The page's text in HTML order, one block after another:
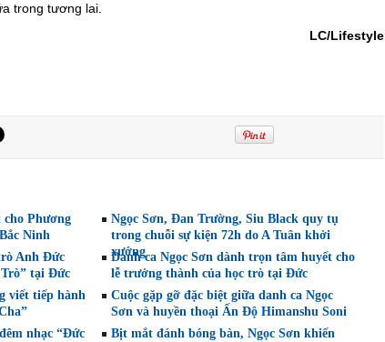
trong tương lai.
LC/Lifestyle
cho Phương
Ninh
Ngọc Sơn, Đan Trường, Siu Black quy tụ
trong chuỗi sự kiện 72h do A Tuân khởi
xướng
Anh Đức
tại Đức
Danh ca Ngọc Sơn dành trọn tâm huyết cho
lễ trưởng thành của học trò tại Đức
viết tiếp hành
Cuộc gặp gỡ đặc biệt giữa danh ca Ngọc
Sơn và huyền thoại Ấn Độ Himanshu Soni
nhạc “Đức
Bịt mắt đánh bóng bàn, Ngọc Sơn khiến